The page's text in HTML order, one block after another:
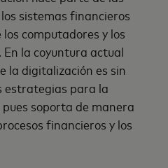
sistemas financieros
computadores y los
la coyuntura actual
la digitalización es sin
estrategias para la
soporta de manera
financieros y los